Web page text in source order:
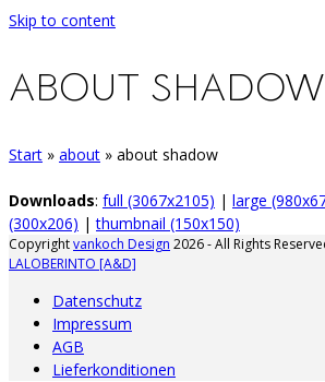
Skip to content
ABOUT SHADOW
Start » about » about shadow
Downloads: full (3067x2105) | large
(300x206) |thumbnail (150x150)
Copyrightvankoch Design 2026 - All Rights
LALOBERINTO [A&D]
Datenschutz
Impressum
AGB
Lieferkonditionen